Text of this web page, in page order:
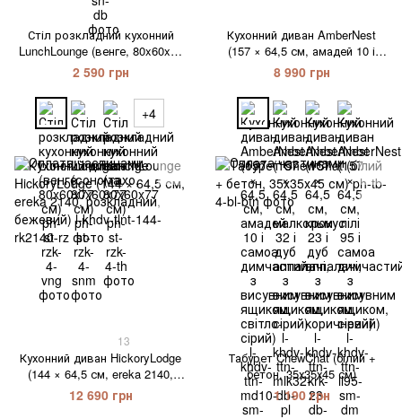
Стіл розкладний кухонний
LunchLounge (венге, 80x60x77
см)
2 590 грн
+4
Кухонний диван AmberNest
(157 × 64,5 см, амадей 10 і
самоа димчастий, з висувним
ящиком, світло-сірий)
8 990 грн
13
Кухонний диван HickoryLodge
(144 × 64,5 см, ereka 2140,
розкладний, бежевий)
12 690 грн
Табурет ChewChat (білий +
бетон, 35х35х45 см)
1 190 грн